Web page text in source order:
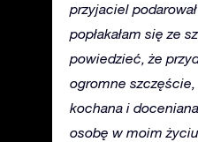
przyjaciel
popłakałam się ze
powiedzieć, że
ogromne
kochana i
osobę w moim